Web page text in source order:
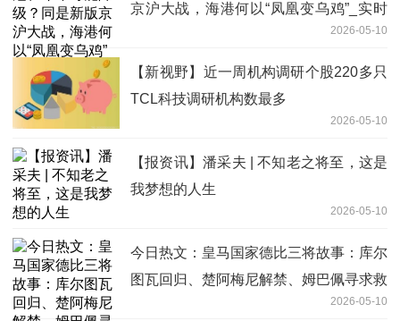
京沪大战，海港何以“凤凰变乌鸡”_实时
2026-05-10
【新视野】近一周机构调研个股220多只
TCL科技调研机构数最多
2026-05-10
【报资讯】潘采夫 | 不知老之将至，这是
我梦想的人生
2026-05-10
今日热文：皇马国家德比三将故事：库尔
图瓦回归、楚阿梅尼解禁、姆巴佩寻求救
2026-05-10